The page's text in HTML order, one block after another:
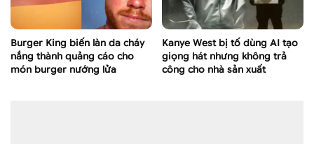
Burger King biến làn da cháy
nắng thành quảng cáo cho
món burger nướng lửa
Kanye West bị tố dùng AI tạo
giọng hát nhưng không trả
công cho nhà sản xuất